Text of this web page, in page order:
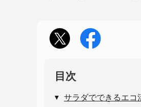
目次
サラダでできるエコ